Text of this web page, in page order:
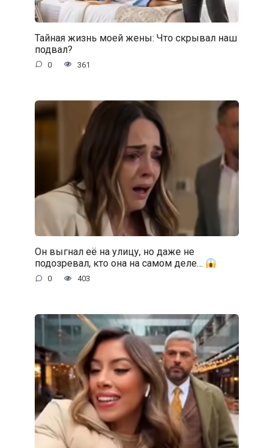
Тайная жизнь моей жены: Что скрывал наш
подвал?
0 361
Он выгнал её на улицу, но даже не
подозревал, кто она на самом деле…
0 403